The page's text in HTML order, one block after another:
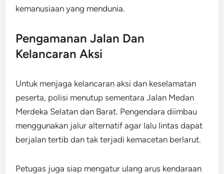
kemanusiaan yang mendunia.
Pengamanan Jalan Dan
Kelancaran Aksi
Untuk menjaga kelancaran aksi dan keselamatan
peserta, polisi menutup sementara Jalan Medan
Merdeka Selatan dan Barat. Pengendara diimbau
menggunakan jalur alternatif agar lalu lintas dapat
berjalan tertib dan tak terjadi kemacetan berlarut.
Petugas juga siap mengatur ulang arus kendaraan